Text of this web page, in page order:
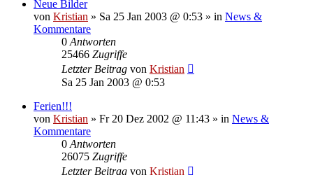
Neue Bilder
von Kristian » Sa 25 Jan 2003 @ 0:53 » in News &
Kommentare
0 Antworten
25466 Zugriffe
Letzter Beitrag von Kristian
Sa 25 Jan 2003 @ 0:53
Ferien!!!
von Kristian » Fr 20 Dez 2002 @ 11:43 » in News &
Kommentare
0 Antworten
26075 Zugriffe
Letzter Beitrag von Kristian